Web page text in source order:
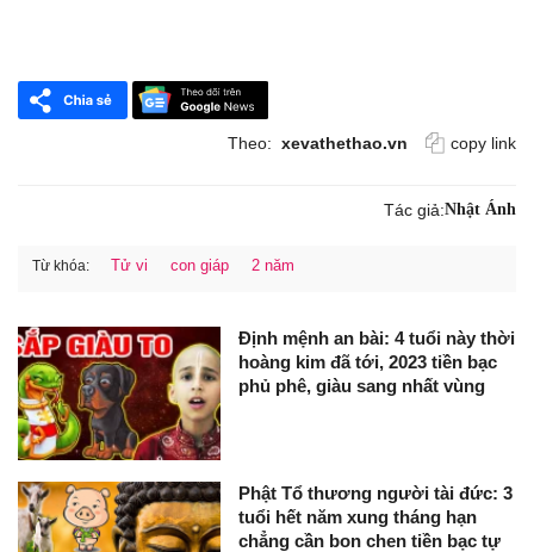
Theo: xevathethao.vn copy link
Tác giả:Nhật Ánh
Từ khóa: Tử vi con giáp 2 năm
Định mệnh an bài: 4 tuổi này thời
hoàng kim đã tới, 2023 tiền bạc
phủ phê, giàu sang nhất vùng
Phật Tổ thương người tài đức: 3
tuổi hết năm xung tháng hạn
chẳng cần bon chen tiền bạc tự